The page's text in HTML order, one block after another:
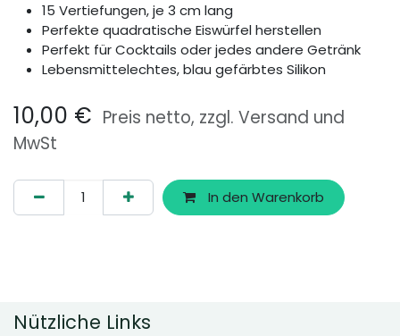
15 Vertiefungen, je 3 cm lang
Perfekte quadratische Eiswürfel herstellen
Perfekt für Cocktails oder jedes andere Getränk
Lebensmittelechtes, blau gefärbtes Silikon
10,00 € Preis netto, zzgl. Versand und
MwSt
In den Warenkorb
Nützliche Links